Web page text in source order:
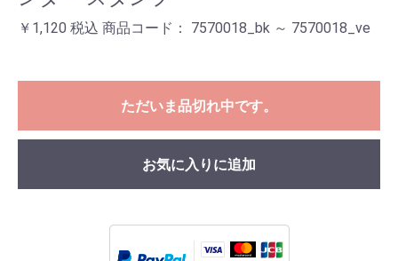
￥1,120 税込 商品コード： 7570018_bk ～ 7570018_ve
ただいま品切れ中です。
お気に入りに追加